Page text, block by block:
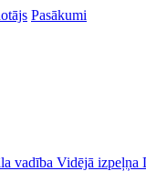
Pasākumi
vadība Vidējā izpeļņa